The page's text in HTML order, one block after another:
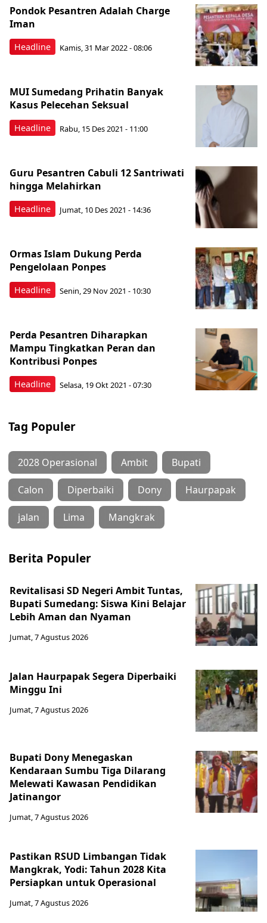
Headline
Pondok Pesantren Adalah Charge
Iman
Kamis, 31 Mar 2022 - 08:06
Headline
MUI Sumedang Prihatin Banyak
Kasus Pelecehan Seksual
Rabu, 15 Des 2021 - 11:00
Headline
Guru Pesantren Cabuli 12 Santriwati
hingga Melahirkan
Jumat, 10 Des 2021 - 14:36
Headline
Ormas Islam Dukung Perda
Pengelolaan Ponpes
Senin, 29 Nov 2021 - 10:30
Headline
Perda Pesantren Diharapkan
Mampu Tingkatkan Peran dan
Kontribusi Ponpes
Selasa, 19 Okt 2021 - 07:30
Tag Populer
2028 Operasional Ambit Bupati
Calon Diperbaiki Dony Haurpapak
jalan Lima Mangkrak
Berita Populer
Revitalisasi SD Negeri Ambit Tuntas,
Bupati Sumedang: Siswa Kini Belajar
Lebih Aman dan Nyaman
Jumat, 7 Agustus 2026
Jalan Haurpapak Segera Diperbaiki
Minggu Ini
Jumat, 7 Agustus 2026
Bupati Dony Menegaskan
Kendaraan Sumbu Tiga Dilarang
Melewati Kawasan Pendidikan
Jatinangor
Jumat, 7 Agustus 2026
Pastikan RSUD Limbangan Tidak
Mangkrak, Yodi: Tahun 2028 Kita
Persiapkan untuk Operasional
Jumat, 7 Agustus 2026